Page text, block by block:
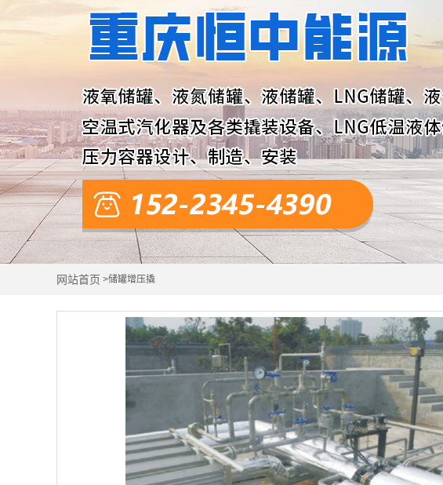
网站首页 >储罐增压撬